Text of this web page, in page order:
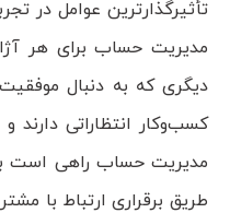
تأثیرگذارترین عوامل در
مدیریت حساب برای هر
دیگری که به دنبال
کسب‌وکار انتظاراتی دارند
مدیریت حساب راهی است
طریق برقراری ارتباط با